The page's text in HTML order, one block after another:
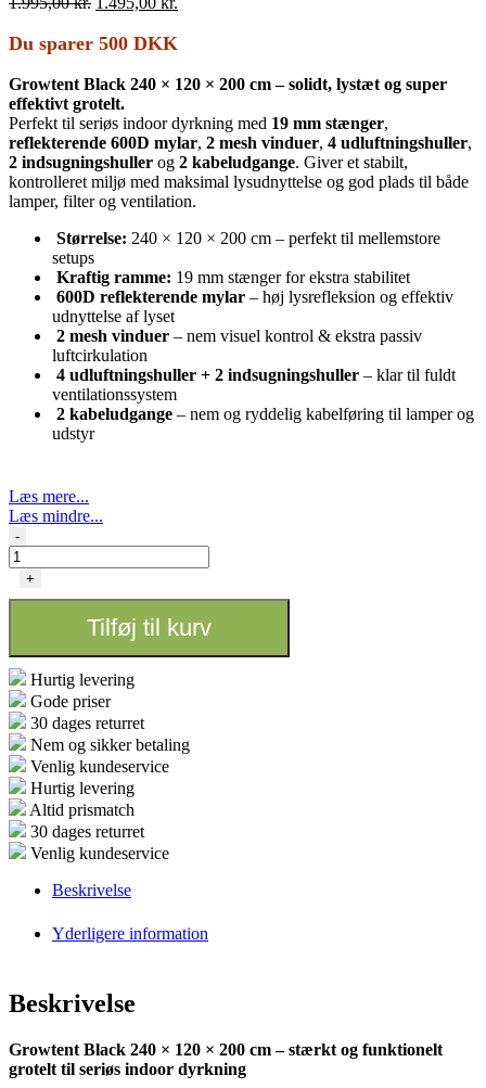
pris
1.995,00 kr..1.495,00 kr..
Du sparer 500 DKK
Growtent Black 240 × 120 × 200 cm – solidt, lystæt og super
effektivt grotelt.
Perfekt til seriøs indoor dyrkning med 19 mm stænger,
reflekterende 600D mylar, 2 mesh vinduer, 4 udluftningshuller,
2 indsugningshuller og 2 kabeludgange. Giver et stabilt,
kontrolleret miljø med maksimal lysudnyttelse og god plads til både
lamper, filter og ventilation.
Størrelse: 240 × 120 × 200 cm – perfekt til mellemstore
setups
Kraftig ramme: 19 mm stænger for ekstra stabilitet
600D reflekterende mylar – høj lysrefleksion og effektiv
udnyttelse af lyset
2 mesh vinduer – nem visuel kontrol & ekstra passiv
luftcirkulation
4 udluftningshuller + 2 indsugningshuller – klar til fuldt
ventilationssystem
2 kabeludgange – nem og ryddelig kabelføring til lamper og
udstyr
Læs mere...
Læs mindre...
Growtent
Black
–
antal
-
+
Tilføj til kurv
Hurtig levering
Gode priser
30 dages returret
Nem og sikker betaling
Venlig kundeservice
Hurtig levering
Altid prismatch
30 dages returret
Venlig kundeservice
Beskrivelse
Yderligere information
Beskrivelse
Growtent Black 240 × 120 × 200 cm – stærkt og funktionelt
grotelt til seriøs indoor dyrkning